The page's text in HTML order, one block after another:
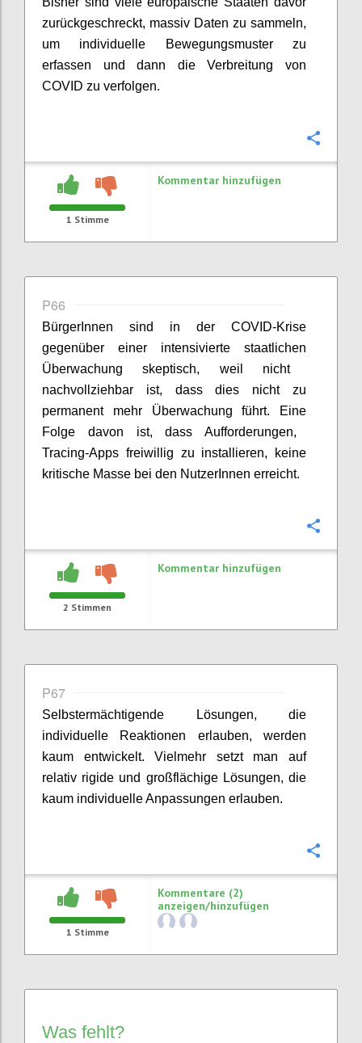
zurückgeschreckt, massiv Daten zu sammeln,
um individuelle Bewegungsmuster zu
erfassen und dann die Verbreitung von
COVID zu verfolgen.
1 Stimme
Kommentar hinzufügen
P66
BürgerInnen sind in der COVID-Krise
gegenüber einer intensivierte staatlichen
Überwachung
skeptisch, weil nicht
nachvollziehbar ist, dass dies nicht zu
permanent mehr Überwachung führt. Eine
Folge davon ist, dass Aufforderungen,
Tracing-Apps freiwillig zu installieren, keine
kritische Masse bei den NutzerInnen erreicht.
2 Stimmen
Kommentar hinzufügen
P67
Selbstermächtigende Lösungen, die
individuelle Reaktionen erlauben, werden
kaum entwickelt. Vielmehr setzt man auf
relativ rigide und großflächige Lösungen, die
kaum individuelle Anpassungen erlauben.
1 Stimme
Kommentare (2)
anzeigen/hinzufügen
Was fehlt?